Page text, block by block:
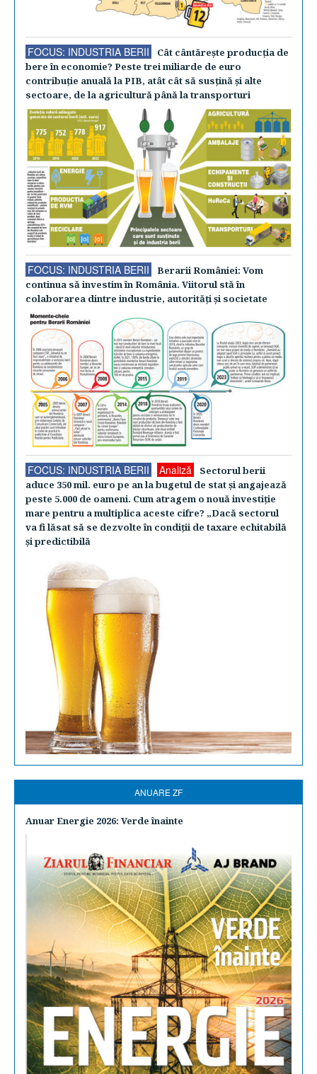
FOCUS: INDUSTRIA BERII
Cât cântăreşte producţia de
bere în economie? Peste trei miliarde de euro
contribuţie anuală la PIB, atât cât să susţină şi alte
sectoare, de la agricultură până la transporturi
FOCUS: INDUSTRIA BERII
Berarii României: Vom
continua să investim în România. Viitorul stă în
colaborarea dintre industrie, autorităţi şi societate
FOCUS: INDUSTRIA BERII Analiză
Sectorul berii
aduce 350 mil. euro pe an la bugetul de stat şi angajează
peste 5.000 de oameni. Cum atragem o nouă investiţie
mare pentru a multiplica aceste cifre? „Dacă sectorul
va fi lăsat să se dezvolte în condiţii de taxare echitabilă
şi predictibilă
ANUARE ZF
Anuar Energie 2026: Verde înainte